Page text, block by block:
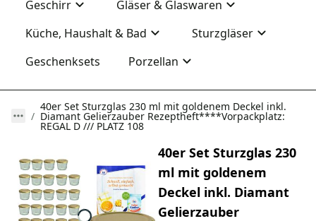
Geschirr
Gläser & Glaswaren
Küche, Haushalt & Bad
Sturzgläser
Geschenksets
Porzellan
40er Set Sturzglas 230 ml mit goldenem Deckel inkl.
Diamant Gelierzauber Rezeptheft****Vorpackplatz:
REGAL D /// PLATZ 108
40er Set Sturzglas 230
ml mit goldenem
Deckel inkl. Diamant
Gelierzauber